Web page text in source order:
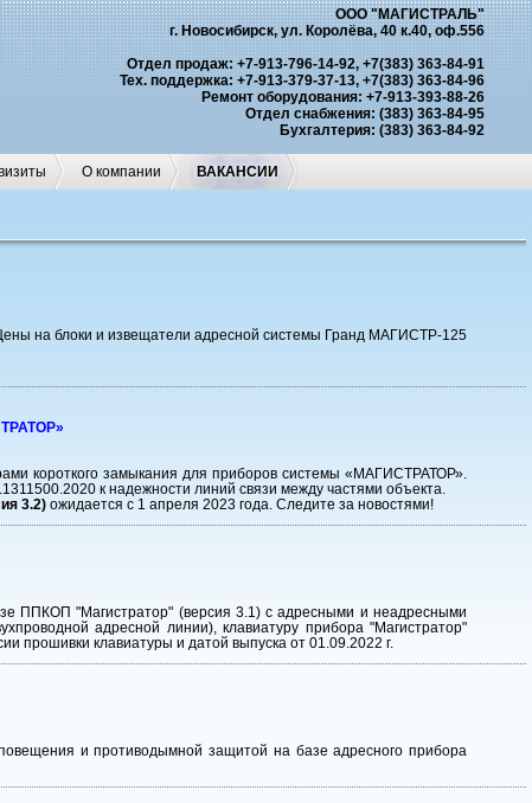
ООО "МАГИСТРАЛЬ"
г. Новосибирск, ул. Королёва, 40 к.40, оф.556
Отдел продаж: +7-913-796-14-92, +7(383) 363-84-91
Тех. поддержка: +7-913-379-37-13, +7(383) 363-84-96
Ремонт оборудования: +7-913-393-88-26
Отдел снабжения: (383) 363-84-95
Бухгалтерия: (383) 363-84-92
О компании ВАКАНСИИ
на блоки и извещатели адресной системы Гранд МАГИСТР-125
короткого замыкания для приборов системы «МАГИСТРАТОР».
к надежности линий связи между частями объекта.
3.2) ожидается с 1 апреля 2023 года. Следите за новостями!
ППКОП "Магистратор" (версия 3.1) с адресными и неадресными
адресной линии), клавиатуру прибора "Магистратор"
прошивки клавиатуры и датой выпуска от 01.09.2022 г.
и противодымной защитой на базе адресного прибора